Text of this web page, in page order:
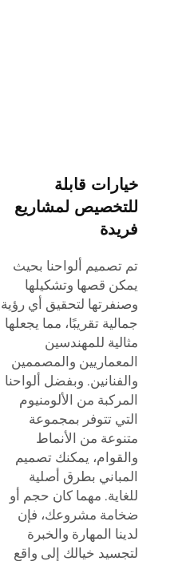
خيارات قابلة
للتخصيص لمشاريع
فريدة
تم تصميم ألواحنا بحيث
يمكن قصها وتشكيلها
وصنفرتها لتحقيق أي رؤية
جمالية تقريبًا، مما يجعلها
مثالية للمهندسين
المعماريين والمصممين
والفنانين. وبفضل ألواحنا
المركبة من الألومنيوم
التي تتوفر بمجموعة
متنوعة من الأنماط
والقوام، يمكنك تصميم
المباني بطرق أصلية
للغاية. مهما كان حجم أو
ضخامة مشروعك، فإن
لدينا المهارة والخبرة
لتجسيد خيالك إلى واقع